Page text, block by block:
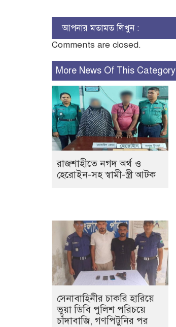
আপনার মতামত লিখুন :
Comments are closed.
More News Of This Category
রাজশাহীতে নগদ অর্থ ও
হেরোইন-সহ স্বামী-স্ত্রী আটক
সেনাবাহিনীর চাকরি হারিয়ে
ভুয়া ডিবি পুলিশ পরিচয়ে
চাঁদাবাজি, গণপিটুনির পর